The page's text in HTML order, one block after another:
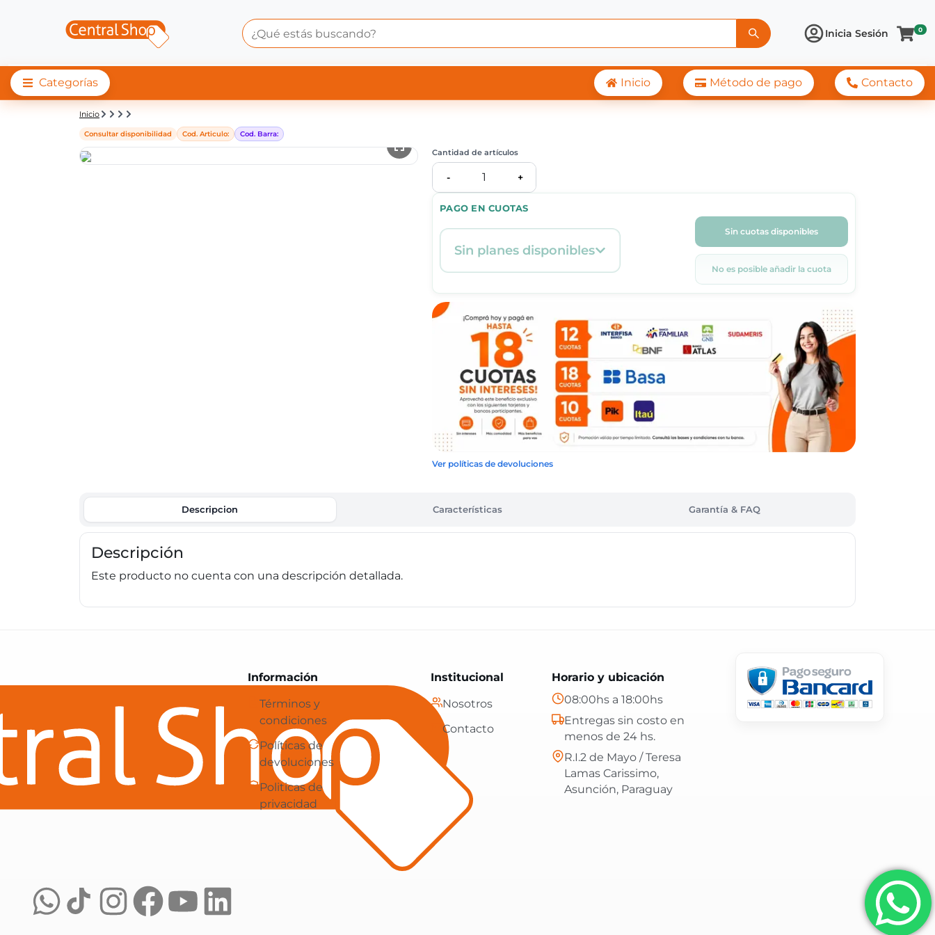
Inicia Sesión 0
Categorías Inicio Método de pago Contacto
Detalle de producto | Central Shop
Inicio
Consultar disponibilidad Cod. Articulo: Cod. Barra:
PAGO EN CUOTAS
Sin planes disponibles
Sin cuotas disponibles
No es posible añadir la cuota
Cantidad de artículos
- 1 +
Ver políticas de devoluciones
Descripcion Características Garantía & FAQ
Descripción
Este producto no cuenta con una descripción detallada.
Central Shop es tu e-commerce en Paraguay: tecnología, hogar y más, con envíos gratis en 24 hs y atención confiable.
Información
Términos y
condiciones
Políticas de
devoluciones
Politicas de
privacidad
Institucional
Nosotros
Contacto
Horario y ubicación
08:00hs a 18:00hs
Entregas sin costo en
menos de 24 hs.
R.I.2 de Mayo / Teresa
Lamas Carissimo,
Asunción, Paraguay